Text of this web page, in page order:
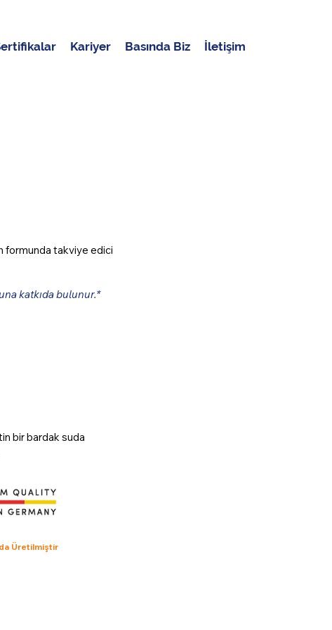
Kariyer Basında Biz İletişim
formunda takviye edici
katkıda bulunur.*
bir bardak suda
Üretilmiştir